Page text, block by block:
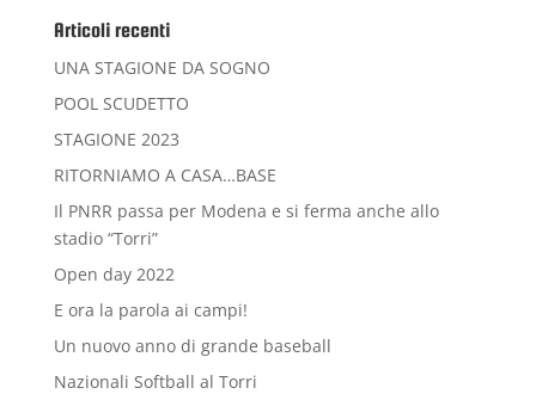
Articoli recenti
UNA STAGIONE DA SOGNO
POOL SCUDETTO
STAGIONE 2023
RITORNIAMO A CASA…BASE
Il PNRR passa per Modena e si ferma anche allo
stadio “Torri”
Open day 2022
E ora la parola ai campi!
Un nuovo anno di grande baseball
Nazionali Softball al Torri